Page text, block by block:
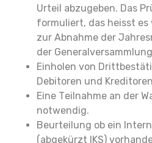
Urteil abzugeben. Das
formuliert, das heisst
zur Abnahme der
der
Einholen von
Debitoren und
Eine Teilnahme an der
notwendig.
Beurteilung ob ein
(abgekürzt IKS)